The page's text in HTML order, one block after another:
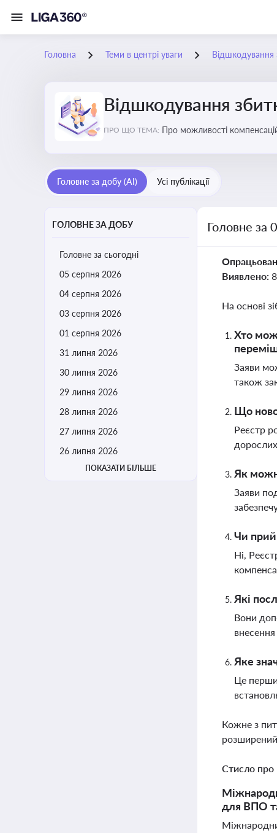
Головна Теми в центрі уваги Відшкодування
Відшкодування
ПРО ЩО ТЕМА: Про можливості
Головне за добу (AI) Усі публікації
ГОЛОВНЕ ЗА ДОБУ
Головне за сьогодні
05 серпня 2026
04 серпня 2026
03 серпня 2026
01 серпня 2026
31 липня 2026
30 липня 2026
29 липня 2026
28 липня 2026
27 липня 2026
26 липня 2026
ПОКАЗАТИ БІЛЬШЕ
Головне за
Виявлено:
На основі
Хто
Заяви
також
Що
Реєстр
Як
Заяви
Чи
Ні,
Які
Вони
Яке
Це
Кожне з
Стисло про
для ВПО